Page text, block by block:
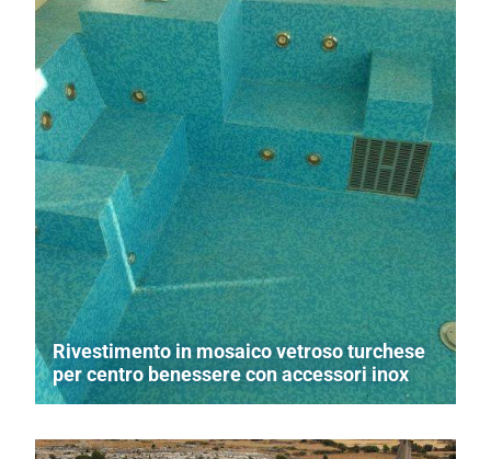
Rivestimento in mosaico vetroso turchese
per centro benessere con accessori inox
Centro benessere realizzato con tessessere azzurro-